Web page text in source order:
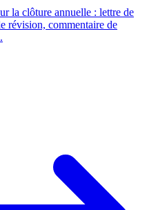
la clôture annuelle : lettre de
révision, commentaire de